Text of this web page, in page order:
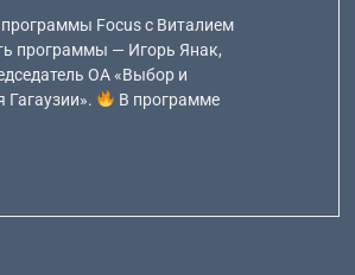
Focus с Виталием
программы — Игорь Янак,
ОА «Выбор и
Гагаузии».
В программе